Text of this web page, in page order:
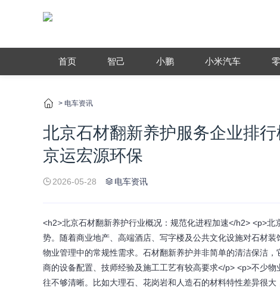
首页 智己 小鹏 小米汽车
> 电车资讯
北京石材翻新养护服务企业排
京运宏源环保
2026-05-28 电车资讯
<h2>北京石材翻新养护行业概况：规范化进程加速</h2> <p>
势。随着商业地产、高端酒店、写字楼及公共文化设施对石材
物业管理中的常规性需求。石材翻新养护并非简单的清洁保洁
商的设备配置、技师经验及施工工艺有较高要求</p> <p>不少
往不够清晰。比如大理石、花岗岩和人造石的材料特性差异很